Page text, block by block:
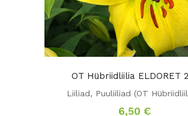
OT Hübriidliilia ELDORET
Liiliad, Puuliiliad (OT
6,50 €